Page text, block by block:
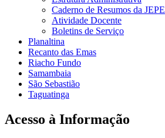
Caderno de Resumos da JEPE
Atividade Docente
Boletins de Serviço
Planaltina
Recanto das Emas
Riacho Fundo
Samambaia
São Sebastião
Taguatinga
Acesso à Informação